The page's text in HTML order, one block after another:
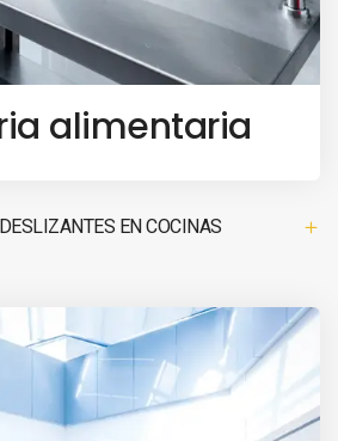
alimentaria
EN COCINAS